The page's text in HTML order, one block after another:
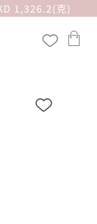
1,326.2(克)